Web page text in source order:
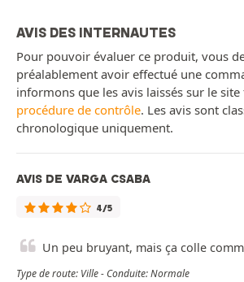
AVIS DES INTERNAUTES
Pour pouvoir évaluer ce produit, vous
préalablement avoir effectué une
informons que les avis laissés sur le
procédure de contrôle. Les avis sont
chronologique uniquement.
AVIS DE VARGA CSABA
4/5
Un peu bruyant, mais ça colle
Type de route: Ville - Conduite: Normale